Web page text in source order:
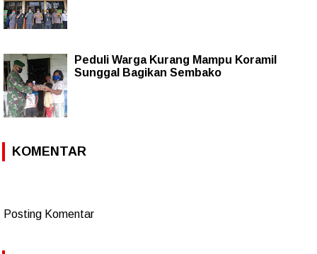
Peduli Warga Kurang Mampu Koramil
Sunggal Bagikan Sembako
KOMENTAR
Posting Komentar